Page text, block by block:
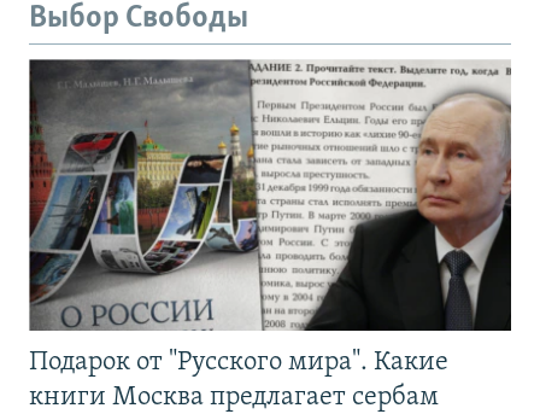
Выбор Свободы
Подарок от "Русского мира". Какие
книги Москва предлагает сербам